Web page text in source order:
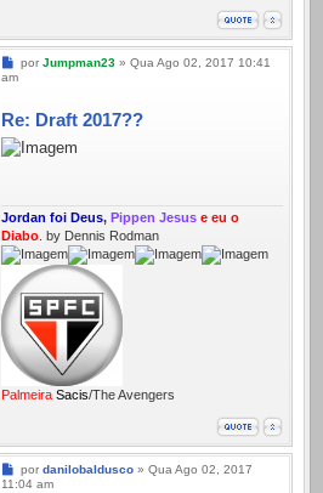
Mensagem
por Jumpman23» Qua Ago 02, 2017 10:41
am
Re: Draft 2017??
Jordan foi Deus, Pippen Jesus e eu o
Diabo . by Dennis Rodman
Palmeira Sacis/The Avengers
Mensagem
por danilobaldusco» Qua Ago 02, 2017
11:04 am